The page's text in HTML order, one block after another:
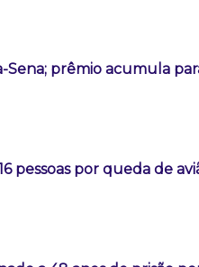
prêmio acumula
pessoas por queda de